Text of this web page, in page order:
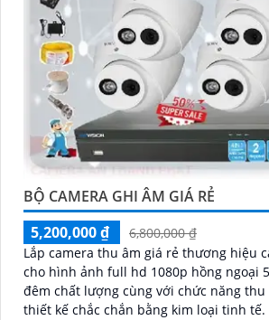
BỘ CAMERA GHI ÂM GIÁ RẺ
5,200,000 ₫
6,800,000 ₫
Lắp camera thu âm giá rẻ thương hiệu
cho hình ảnh full hd 1080p hồng ngoại
đêm chất lượng cùng với chức năng
thiết kế chắc chắn bằng kim loại tinh tế.